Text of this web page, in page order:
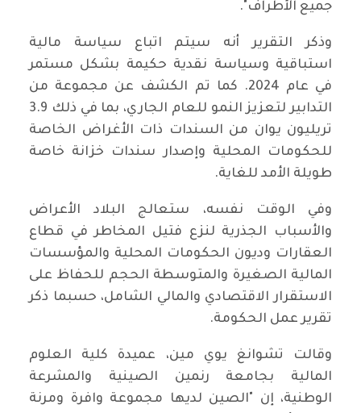
جميع الأطراف".
وذكر التقرير أنه سيتم اتباع سياسة مالية
استباقية وسياسة نقدية حكيمة بشكل مستمر
في عام 2024. كما تم الكشف عن مجموعة من
التدابير لتعزيز النمو للعام الجاري، بما في ذلك 3.9
تريليون يوان من السندات ذات الأغراض الخاصة
للحكومات المحلية وإصدار سندات خزانة خاصة
طويلة الأمد للغاية.
وفي الوقت نفسه، ستعالج البلاد الأعراض
والأسباب الجذرية لنزع فتيل المخاطر في قطاع
العقارات وديون الحكومات المحلية والمؤسسات
المالية الصغيرة والمتوسطة الحجم للحفاظ على
الاستقرار الاقتصادي والمالي الشامل، حسبما ذكر
تقرير عمل الحكومة.
وقالت تشوانغ يوي مين، عميدة كلية العلوم
المالية بجامعة رنمين الصينية والمشرعة
الوطنية، إن "الصين لديها مجموعة وافرة ومرنة